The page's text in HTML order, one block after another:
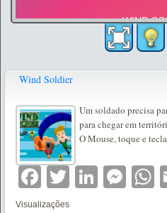
Wind Soldier
Um soldado precisa
para chegar em
O Mouse, toque e
Facebook
Twitter
Visualizações